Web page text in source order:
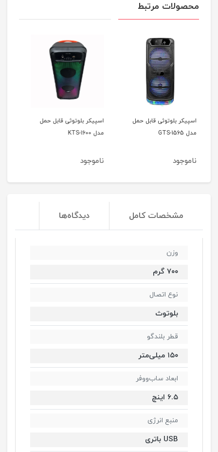
محصولات مرتبط
اسپیکر بلوتوثی قابل حمل
مدل KTS-1600
ناموجود
اسپیکر بلوتوثی قابل حمل
مدل KTS-1299
ناموجود
مشخصات کامل دیدگاه‌ها
وزن
۷۰۰ گرم
نوع اتصال
بلوتوث
قطر بلندگو
۱۵۰ میلی‌متر
ابعاد ساب‌ووفر
۶.۵ اینچ
منبع انرژی
USB باتری